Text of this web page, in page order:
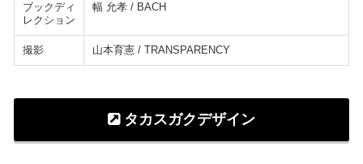
ブックディ
レクション
幅 允孝 / BACH
撮影 山本育憲 / TRANSPARENCY
タカスガクデザイン